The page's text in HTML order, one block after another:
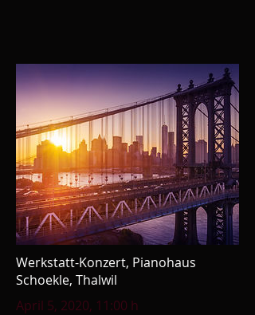
Werkstatt-Konzert, Pianohaus
Schoekle, Thalwil
April 5, 2020, 11:00 h